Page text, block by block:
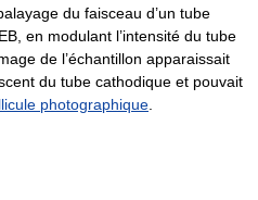
du faisceau d’un tube
en modulant l’intensité du tube
de l’échantillon apparaissait
du tube cathodique et pouvait
photographique